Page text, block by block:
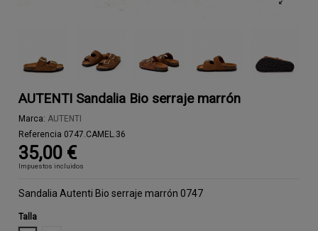
AUTENTI Sandalia Bio serraje marrón
Marca: AUTENTI
Referencia 0747.CAMEL.36
35,00 €
Impuestos incluidos
Sandalia Autenti Bio serraje marrón 0747
Talla